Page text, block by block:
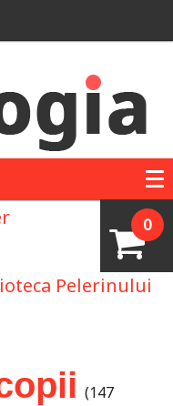
0
Pelerinului
(147